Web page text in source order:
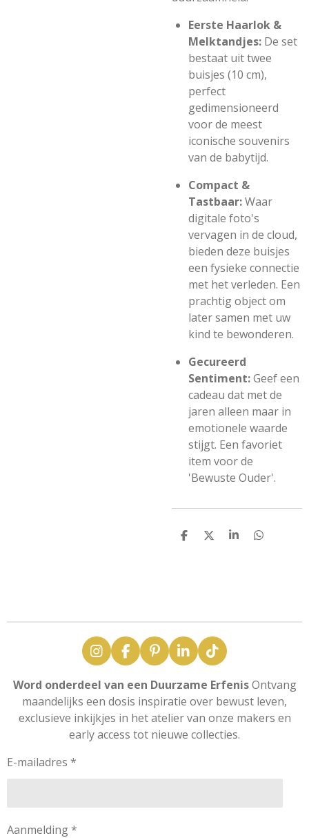
Eerste Haarlok &
Melktandjes: De set
bestaat uit twee
buisjes (10 cm),
perfect
gedimensioneerd
voor de meest
iconische souvenirs
van de babytijd.
Compact &
Tastbaar:Waar
digitale foto's
vervagen in de cloud,
bieden deze buisjes
een fysieke connectie
met het verleden. Een
prachtig object om
later samen met uw
kind te bewonderen.
Gecureerd
Sentiment:Geef een
cadeau dat met de
jaren alleen maar in
emotionele waarde
stijgt. Een favoriet
item voor de
'Bewuste Ouder'.
D
D
S
D
I
n
s
a
g
r
F
a
c
e
b
o
o
P
i
n
e
r
e
L
i
n
e
d
I
T
i
k
T
o
k
Word onderdeel van een Duurzame ErfenisOntvang
maandelijks een dosis inspiratie over bewust leven,
exclusieve inkijkjes in het atelier van onze makers en
early access tot nieuwe collecties.
E-mailadres *
Aanmelding *